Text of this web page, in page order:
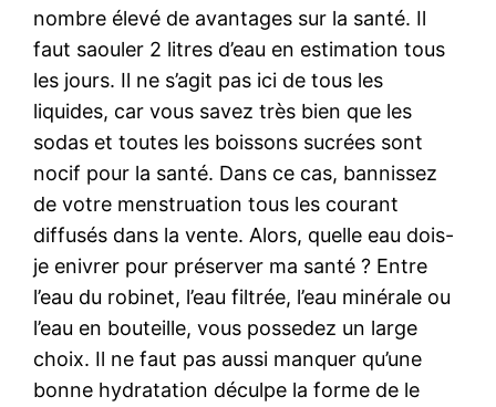
nombre élevé de avantages sur la santé. Il
faut saouler 2 litres d’eau en estimation tous
les jours. Il ne s’agit pas ici de tous les
liquides, car vous savez très bien que les
sodas et toutes les boissons sucrées sont
nocif pour la santé. Dans ce cas, bannissez
de votre menstruation tous les courant
diffusés dans la vente. Alors, quelle eau dois-
je enivrer pour préserver ma santé ? Entre
l’eau du robinet, l’eau filtrée, l’eau minérale ou
l’eau en bouteille, vous possedez un large
choix. Il ne faut pas aussi manquer qu’une
bonne hydratation déculpe la forme de le